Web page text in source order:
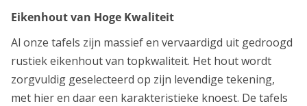
Eikenhout van Hoge Kwaliteit
Al onze tafels zijn massief en vervaardigd uit gedroogd
rustiek eikenhout van topkwaliteit. Het hout wordt
zorgvuldig geselecteerd op zijn levendige tekening,
met hier en daar een karakteristieke knoest. De tafels